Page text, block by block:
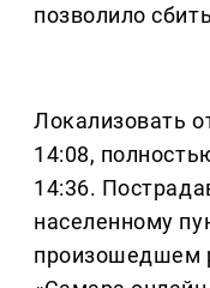
позволило
Локализовать
14:08,
14:36.
населенному
произошедшем